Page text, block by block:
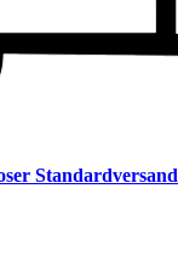
Standardversand